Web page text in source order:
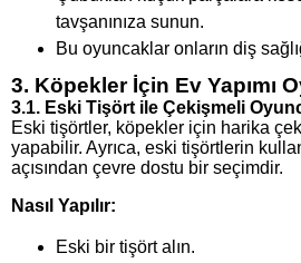
tavşanınıza sunun.
Bu oyuncaklar onların diş
3. Köpekler İçin Ev Yapımı
3.1. Eski Tişört ile Çekişmeli
Eski tişörtler, köpekler için harika
yapabilir. Ayrıca, eski tişörtlerin
açısından çevre dostu bir seçimdir.
Nasıl Yapılır:
Eski bir tişört alın.